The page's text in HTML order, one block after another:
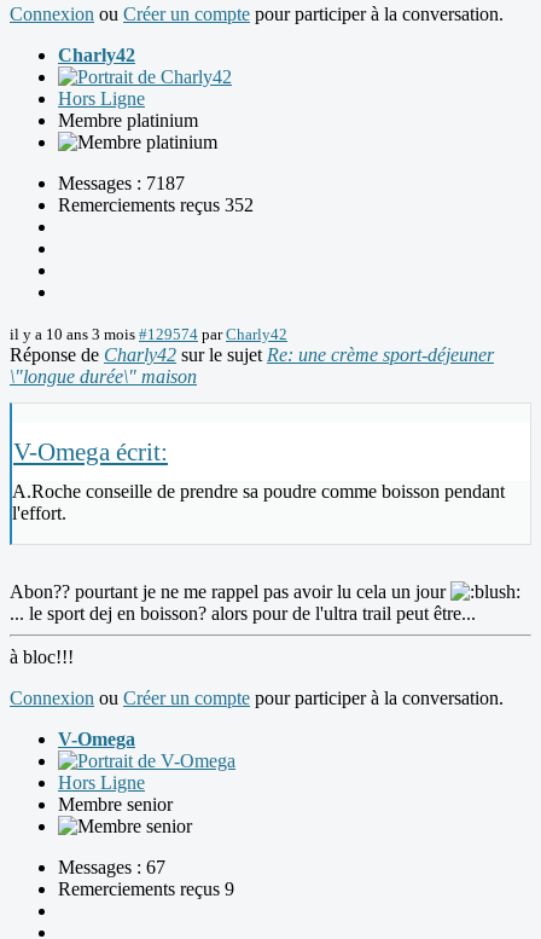
Connexion ou Créer un compte pour participer à la conversation.
Charly42
Hors Ligne
Membre platinium
Messages : 7187
Remerciements reçus 352
il y a 10 ans 3 mois #129574 parCharly42
Réponse de Charly42 sur le sujet Re: une crème sport-déjeuner
\"longue durée\" maison
V-Omega écrit:
A.Roche conseille de prendre sa poudre comme boisson pendant
l'effort.
Abon?? pourtant je ne me rappel pas avoir lu cela un jour
... le sport dej en boisson? alors pour de l'ultra trail peut être...
à bloc!!!
Connexion ou Créer un compte pour participer à la conversation.
V-Omega
Hors Ligne
Membre senior
Messages : 67
Remerciements reçus 9